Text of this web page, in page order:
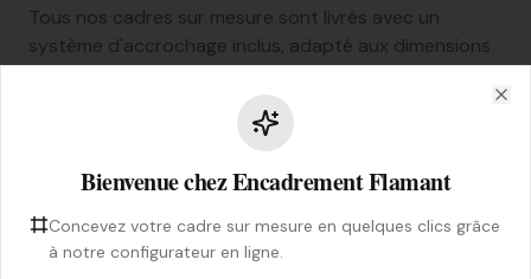
Tous nos cadres sur mesure sont livrés avec un
système d'accrochage inclus, adapté aux dimensions
de votre cadre :
acier. Disponible pour les formats jusqu'à 70 × 100 cm.
Rail d'accrochage
Bienvenue chez Encadrement Flamant
Concevez votre cadre sur mesure en quelques clics grâce
à notre configurateur en ligne.